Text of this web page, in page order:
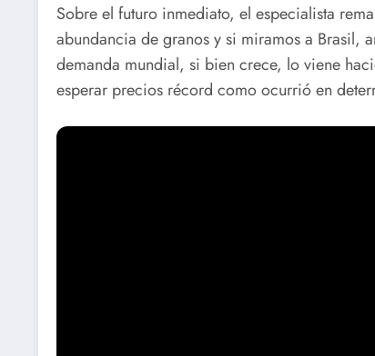
Sobre el futuro inmediato, el especialista
abundancia de granos y si miramos a Brasil,
demanda mundial, si bien crece, lo viene
esperar precios récord como ocurrió en